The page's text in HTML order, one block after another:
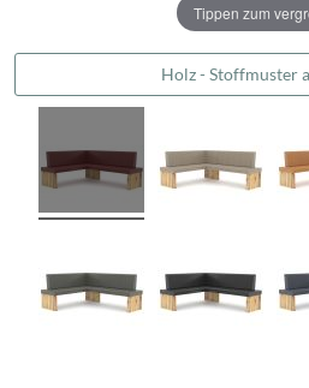
Tippen zum
Holz - Stoffmuster